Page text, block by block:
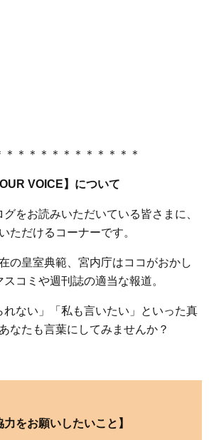
＊＊＊＊＊＊＊＊＊＊＊＊
VOICE】について
をお読みいただいている皆さまに、
ただけるコーナーです。
の皇室典範、宮内庁はココがおかし
コミや週刊誌の適当な報道。
れない」「私も言いたい」といった真
なたも言葉にしてみませんか？
力をお願いしたいこと】